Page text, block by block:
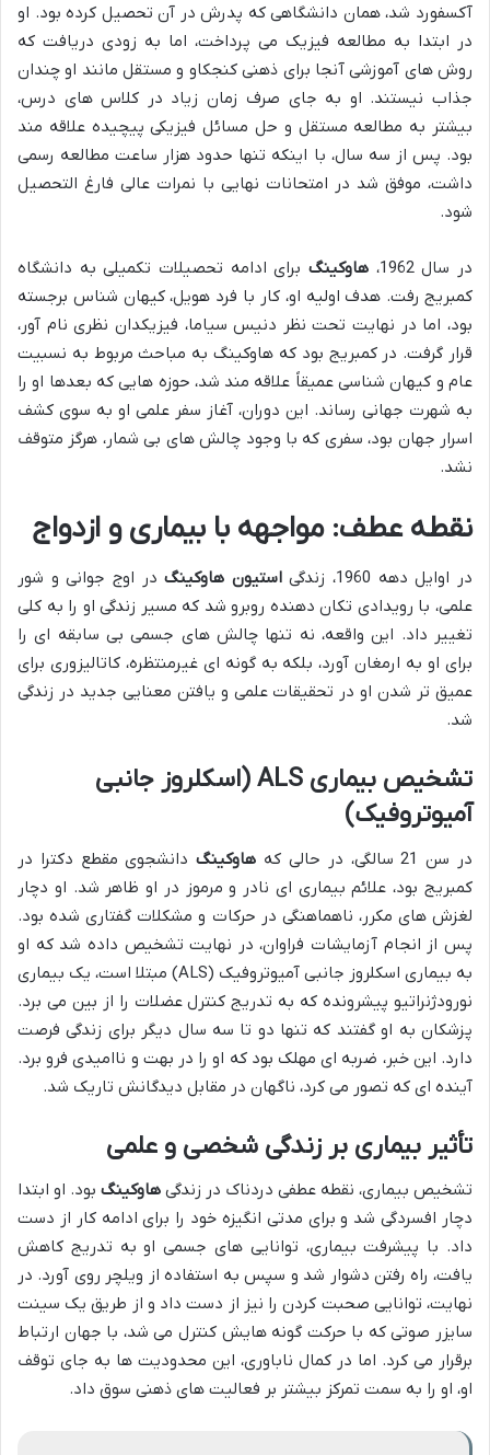
آکسفورد شد، همان دانشگاهی که پدرش در آن تحصیل کرده بود. او
در ابتدا به مطالعه فیزیک می پرداخت، اما به زودی دریافت که
روش های آموزشی آنجا برای ذهنی کنجکاو و مستقل مانند او چندان
جذاب نیستند. او به جای صرف زمان زیاد در کلاس های درس،
بیشتر به مطالعه مستقل و حل مسائل فیزیکی پیچیده علاقه مند
بود. پس از سه سال، با اینکه تنها حدود هزار ساعت مطالعه رسمی
داشت، موفق شد در امتحانات نهایی با نمرات عالی فارغ التحصیل
شود.
در سال 1962، هاوکینگ برای ادامه تحصیلات تکمیلی به دانشگاه
کمبریج رفت. هدف اولیه او، کار با فرد هویل، کیهان شناس برجسته
بود، اما در نهایت تحت نظر دنیس سیاما، فیزیکدان نظری نام آور،
قرار گرفت. در کمبریج بود که هاوکینگ به مباحث مربوط به نسبیت
عام و کیهان شناسی عمیقاً علاقه مند شد، حوزه هایی که بعدها او را
به شهرت جهانی رساند. این دوران، آغاز سفر علمی او به سوی کشف
اسرار جهان بود، سفری که با وجود چالش های بی شمار، هرگز متوقف
نشد.
نقطه عطف: مواجهه با بیماری و ازدواج
در اوایل دهه 1960، زندگی استیون هاوکینگدر اوج جوانی و شور
علمی، با رویدادی تکان دهنده روبرو شد که مسیر زندگی او را به کلی
تغییر داد. این واقعه، نه تنها چالش های جسمی بی سابقه ای را
برای او به ارمغان آورد، بلکه به گونه ای غیرمنتظره، کاتالیزوری برای
عمیق تر شدن او در تحقیقات علمی و یافتن معنایی جدید در زندگی
شد.
تشخیص بیماری ALS (اسکلروز جانبی
آمیوتروفیک)
در سن 21 سالگی، در حالی که هاوکینگدانشجوی مقطع دکترا در
کمبریج بود، علائم بیماری ای نادر و مرموز در او ظاهر شد. او دچار
لغزش های مکرر، ناهماهنگی در حرکات و مشکلات گفتاری شده بود.
پس از انجام آزمایشات فراوان، در نهایت تشخیص داده شد که او
به بیماری اسکلروز جانبی آمیوتروفیک (ALS) مبتلا است، یک بیماری
نورودژنراتیو پیشرونده که به تدریج کنترل عضلات را از بین می برد.
پزشکان به او گفتند که تنها دو تا سه سال دیگر برای زندگی فرصت
دارد. این خبر، ضربه ای مهلک بود که او را در بهت و ناامیدی فرو برد.
آینده ای که تصور می کرد، ناگهان در مقابل دیدگانش تاریک شد.
تأثیر بیماری بر زندگی شخصی و علمی
تشخیص بیماری، نقطه عطفی دردناک در زندگی هاوکینگ بود. او ابتدا
دچار افسردگی شد و برای مدتی انگیزه خود را برای ادامه کار از دست
داد. با پیشرفت بیماری، توانایی های جسمی او به تدریج کاهش
یافت، راه رفتن دشوار شد و سپس به استفاده از ویلچر روی آورد. در
نهایت، توانایی صحبت کردن را نیز از دست داد و از طریق یک سینت
سایزر صوتی که با حرکت گونه هایش کنترل می شد، با جهان ارتباط
برقرار می کرد. اما در کمال ناباوری، این محدودیت ها به جای توقف
او، او را به سمت تمرکز بیشتر بر فعالیت های ذهنی سوق داد.